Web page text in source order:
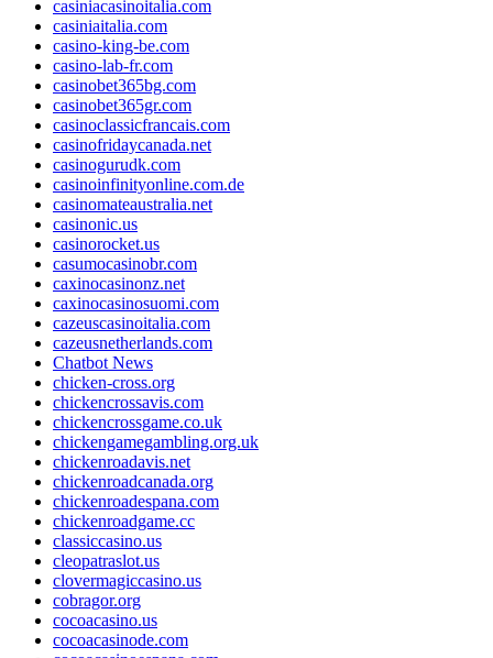
casiniacasinoitalia.com
casiniaitalia.com
casino-king-be.com
casino-lab-fr.com
casinobet365bg.com
casinobet365gr.com
casinoclassicfrancais.com
casinofridaycanada.net
casinogurudk.com
casinoinfinityonline.com.de
casinomateaustralia.net
casinonic.us
casinorocket.us
casumocasinobr.com
caxinocasinonz.net
caxinocasinosuomi.com
cazeuscasinoitalia.com
cazeusnetherlands.com
Chatbot News
chicken-cross.org
chickencrossavis.com
chickencrossgame.co.uk
chickengamegambling.org.uk
chickenroadavis.net
chickenroadcanada.org
chickenroadespana.com
chickenroadgame.cc
classiccasino.us
cleopatraslot.us
clovermagiccasino.us
cobragor.org
cocoacasino.us
cocoacasinode.com